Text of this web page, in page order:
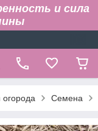
и сила
Семена